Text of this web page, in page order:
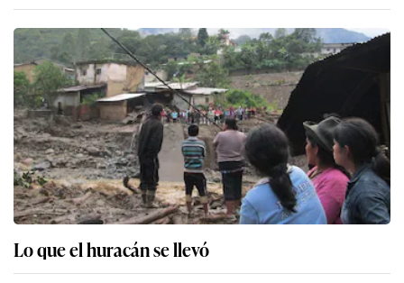
Lo que el huracán se llevó